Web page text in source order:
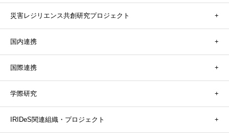
災害レジリエンス共創研究プロジェクト
国内連携
国際連携
学際研究
IRIDeS関連組織・プロジェクト